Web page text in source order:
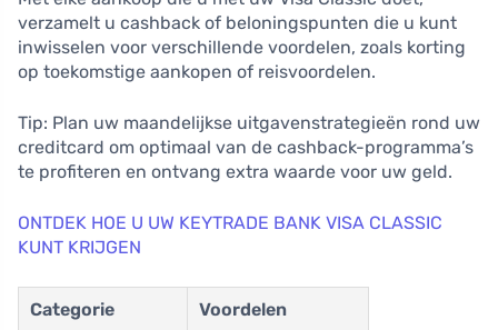
verzamelt u cashback of beloningspunten die u kunt
inwisselen voor verschillende voordelen, zoals korting
op toekomstige aankopen of reisvoordelen.
Tip: Plan uw maandelijkse uitgavenstrategieën rond uw
creditcard om optimaal van de cashback-programma’s
te profiteren en ontvang extra waarde voor uw geld.
ONTDEK HOE U UW KEYTRADE BANK VISA CLASSIC
KUNT KRIJGEN
Categorie Voordelen